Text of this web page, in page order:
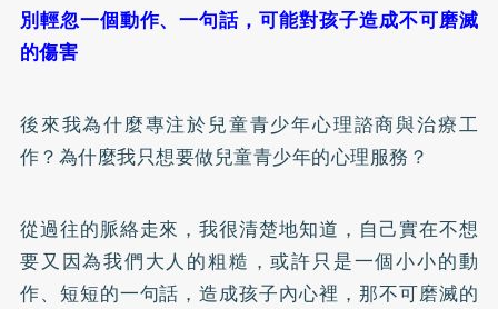
別輕忽一個動作、一句話，可能對孩子造成不可磨滅
的傷害
後來我為什麼專注於兒童青少年心理諮商與治療工
作？為什麼我只想要做兒童青少年的心理服務？
從過往的脈絡走來，我很清楚地知道，自己實在不想
要又因為我們大人的粗糙，或許只是一個小小的動
作、短短的一句話，造成孩子內心裡，那不可磨滅的